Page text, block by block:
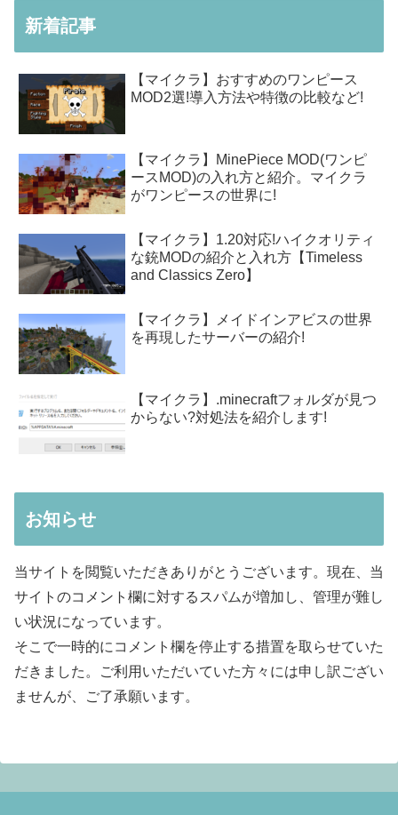
新着記事
【マイクラ】おすすめのワンピース
MOD2選!導入方法や特徴の比較など!
【マイクラ】MinePiece MOD(ワンピ
ースMOD)の入れ方と紹介。マイクラ
がワンピースの世界に!
【マイクラ】1.20対応!ハイクオリティ
な銃MODの紹介と入れ方【Timeless
and Classics Zero】
【マイクラ】メイドインアビスの世界
を再現したサーバーの紹介!
【マイクラ】.minecraftフォルダが見つ
からない?対処法を紹介します!
お知らせ
当サイトを閲覧いただきありがとうございます。現在、当
サイトのコメント欄に対するスパムが増加し、管理が難し
い状況になっています。
そこで一時的にコメント欄を停止する措置を取らせていた
だきました。ご利用いただいていた方々には申し訳ござい
ませんが、ご了承願います。